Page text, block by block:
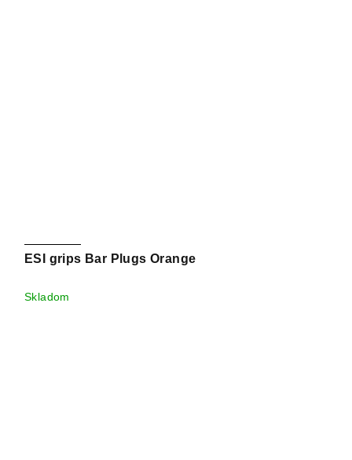
ESI grips Bar Plugs Orange
Skladom